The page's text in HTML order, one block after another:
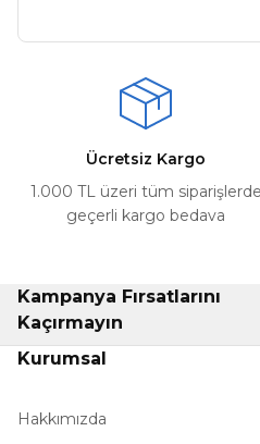
Ücretsiz Kargo
1.000 TL üzeri tüm siparişlerde
geçerli kargo bedava
Kampanya Fırsatlarını
Kaçırmayın
Kurumsal
Hakkımızda